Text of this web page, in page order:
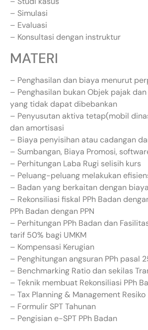
– Simulasi
– Evaluasi
– Konsultasi dengan instruktur
MATERI
– Penghasilan dan biaya menurut
– Penghasilan bukan Objek pajak
yang tidak dapat dibebankan
– Penyusutan aktiva tetap(mobil
dan amortisasi
– Biaya penyisihan atau cadangan
– Sumbangan, Biaya Promosi,
– Perhitungan Laba Rugi selisih kurs
– Peluang-peluang melakukan
– Badan yang berkaitan dengan
– Rekonsiliasi fiskal PPh Badan
PPh Badan dengan PPN
– Perhitungan PPh Badan dan
tarif 50% bagi UMKM
– Kompensasi Kerugian
– Penghitungan angsuran PPh pasal
– Benchmarking Ratio dan sekilas
– Teknik membuat Rekonsiliasi PPh
– Tax Planning & Management Resiko
– Formulir SPT Tahunan
– Pengisian e-SPT PPh Badan